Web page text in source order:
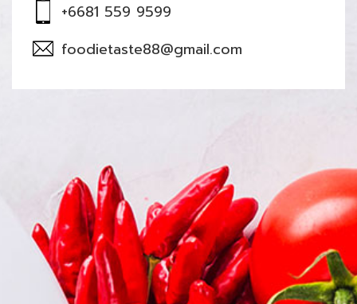
+6681 559 9599
foodietaste88@gmail.com